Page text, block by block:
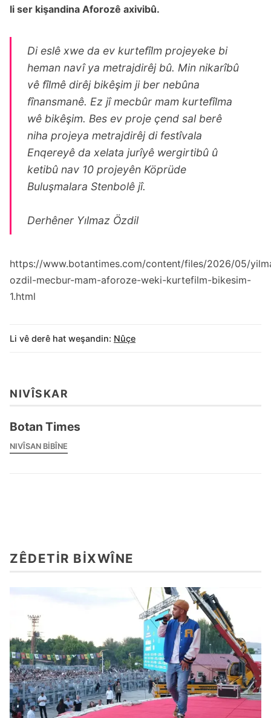
li ser kişandina Aforozê axivibû.
Di eslê xwe da ev kurtefîlm projeyeke bi
heman navî ya metrajdirêj bû. Min nikarîbû
vê fîlmê dirêj bikêşim ji ber nebûna
fînansmanê. Ez jî mecbûr mam kurtefîlma
wê bikêşim. Bes ev proje çend sal berê
niha projeya metrajdirêj di festîvala
Enqereyê da xelata jurîyê wergirtibû û
ketibû nav 10 projeyên Köprüde
Buluşmalara Stenbolê jî.
Derhêner Yılmaz Özdil
https://www.botantimes.com/content/files/2026/05/
ozdil-mecbur-mam-aforoze-weki-kurtefilm-bikesim-
1.html
Li vê derê hat weşandin: Nûçe
NIVÎSKAR
Botan Times
NIVÎSAN BIBÎNE
ZÊDETIR BIXWÎNE